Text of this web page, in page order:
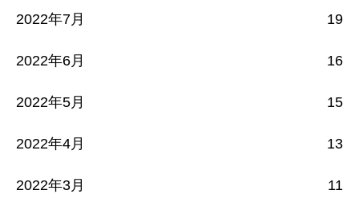
2022年7月 19
2022年6月 16
2022年5月 15
2022年4月 13
2022年3月 11